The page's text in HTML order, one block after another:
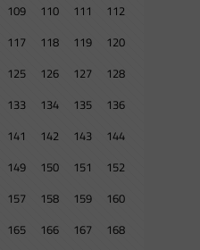
109 110 111
112
117 118 119
120
125 126 127
128
133 134 135
136
141 142 143
144
149 150 151
152
157 158 159
160
165 166 167
168